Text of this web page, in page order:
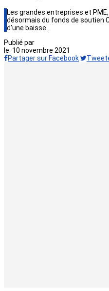
Les grandes entreprises et
désormais du fonds de soutien
d'une baisse…
Publié par
le: 10 novembre 2021
Partager sur Facebook